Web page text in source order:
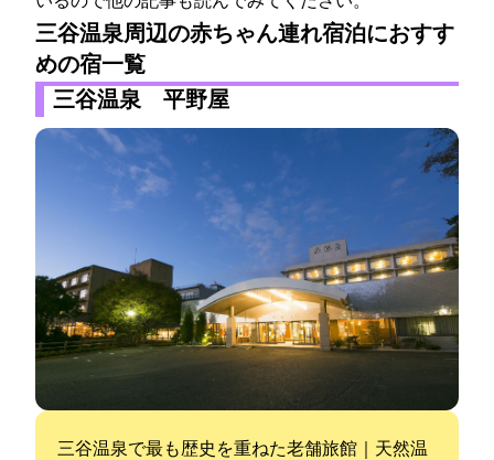
三谷温泉周辺の赤ちゃん連れ宿泊におすす
めの宿一覧
三谷温泉 平野屋
三谷温泉で最も歴史を重ねた老舗旅館｜天然温